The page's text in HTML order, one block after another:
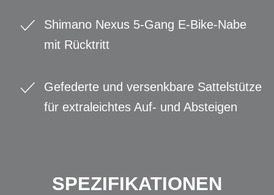
Shimano Nexus 5-Gang E-Bike-Nabe
mit Rücktritt
Gefederte und versenkbare Sattelstütze
für extraleichtes Auf- und Absteigen
SPEZIFIKATIONEN